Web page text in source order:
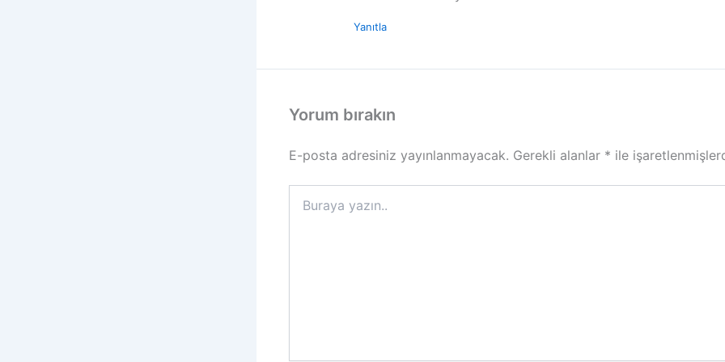
Yanıtla
Yorum bırakın
E-posta adresiniz yayınlanmayacak. Gerekli alanlar * ile
yazın..